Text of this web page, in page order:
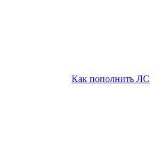
Как пополнить ЛС